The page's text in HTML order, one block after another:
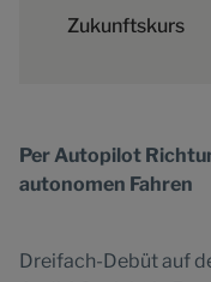
Zukunftskurs
Per Autopilot
autonomen Fahren
Dreifach-Debüt auf